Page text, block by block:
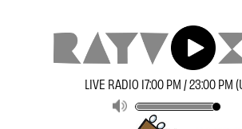
LIVE RADIO 17:00 PM / 23:00 PM